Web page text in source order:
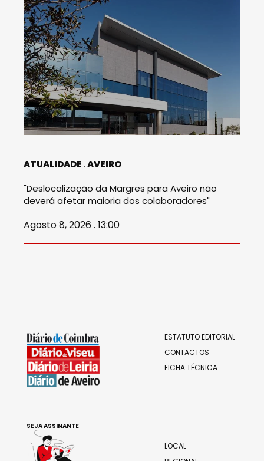
ATUALIDADE AVEIRO
"Deslocalização da Margres para Aveiro não
deverá afetar maioria dos colaboradores"
Agosto 8, 2026 . 13:00
ESTATUTO EDITORIAL
CONTACTOS
FICHA TÉCNICA
LOCAL
SEJA ASSINANTE